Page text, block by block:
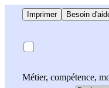
Imprimer Besoin
Métier, compétence,